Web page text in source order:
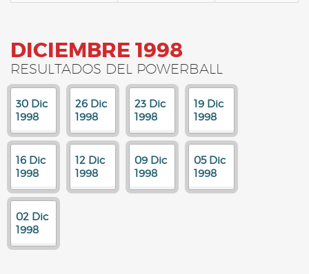
DICIEMBRE 1998
RESULTADOS DEL POWERBALL
30 Dic
1998
26 Dic
1998
23 Dic
1998
19 Dic
1998
16 Dic
1998
12 Dic
1998
09 Dic
1998
05 Dic
1998
02 Dic
1998